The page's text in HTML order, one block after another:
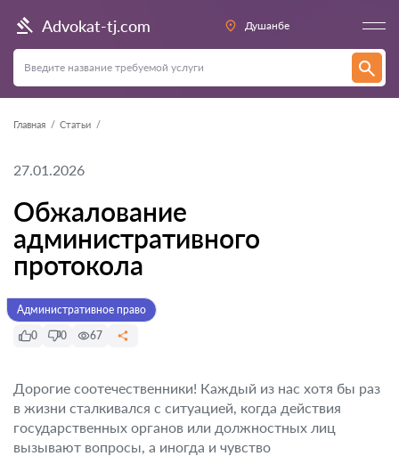
Advokat-tj.com Душанбе
Главная Статьи
27.01.2026
Обжалование
административного
протокола
Административное право
0
0 67
Дорогие соотечественники! Каждый из нас хотя бы раз
в жизни сталкивался с ситуацией, когда действия
государственных органов или должностных лиц
вызывают вопросы, а иногда и чувство